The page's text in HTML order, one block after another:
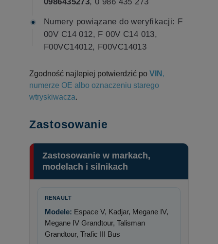
Numery powiązane do weryfikacji: F
00V C14 012, F 00V C14 013,
F00VC14012, F00VC14013
Zgodność najlepiej potwierdzić po VIN ,
numerze OE albo oznaczeniu starego
wtryskiwacza.
Zastosowanie
Zastosowanie w markach,
modelach i silnikach
RENAULT
Modele: Espace V, Kadjar, Megane IV,
Megane IV Grandtour, Talisman
Grandtour, Trafic III Bus